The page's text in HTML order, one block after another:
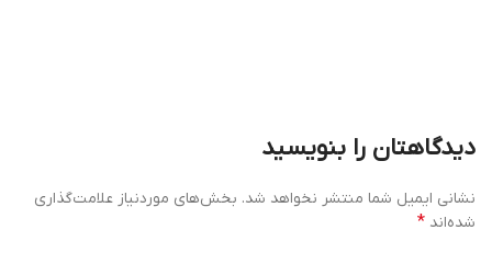
دیدگاهتان را بنویسید
نشانی ایمیل شما منتشر نخواهد شد. بخش‌های موردنیاز علامت‌گذاری
شده‌اند *